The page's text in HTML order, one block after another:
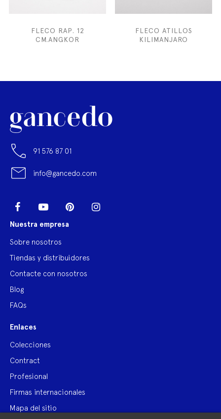
FLECO RAP. 12
CM.ANGKOR
FLECO ATILLOS
KILIMANJARO
91 576 87 01
info@gancedo.com
Facebook YouTube Pinterest
Nuestra empresa
Sobre nosotros
Tiendas y distribuidores
Contacte con nosotros
Blog
FAQs
Enlaces
Colecciones
Contract
Profesional
Firmas internacionales
Mapa del sitio